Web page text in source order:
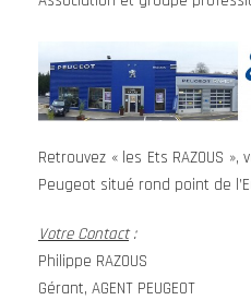
Retrouvez « les Ets RAZOUS
Peugeot situé rond point de
Votre Contact:
Philippe RAZOUS
Gérant, AGENT PEUGEOT